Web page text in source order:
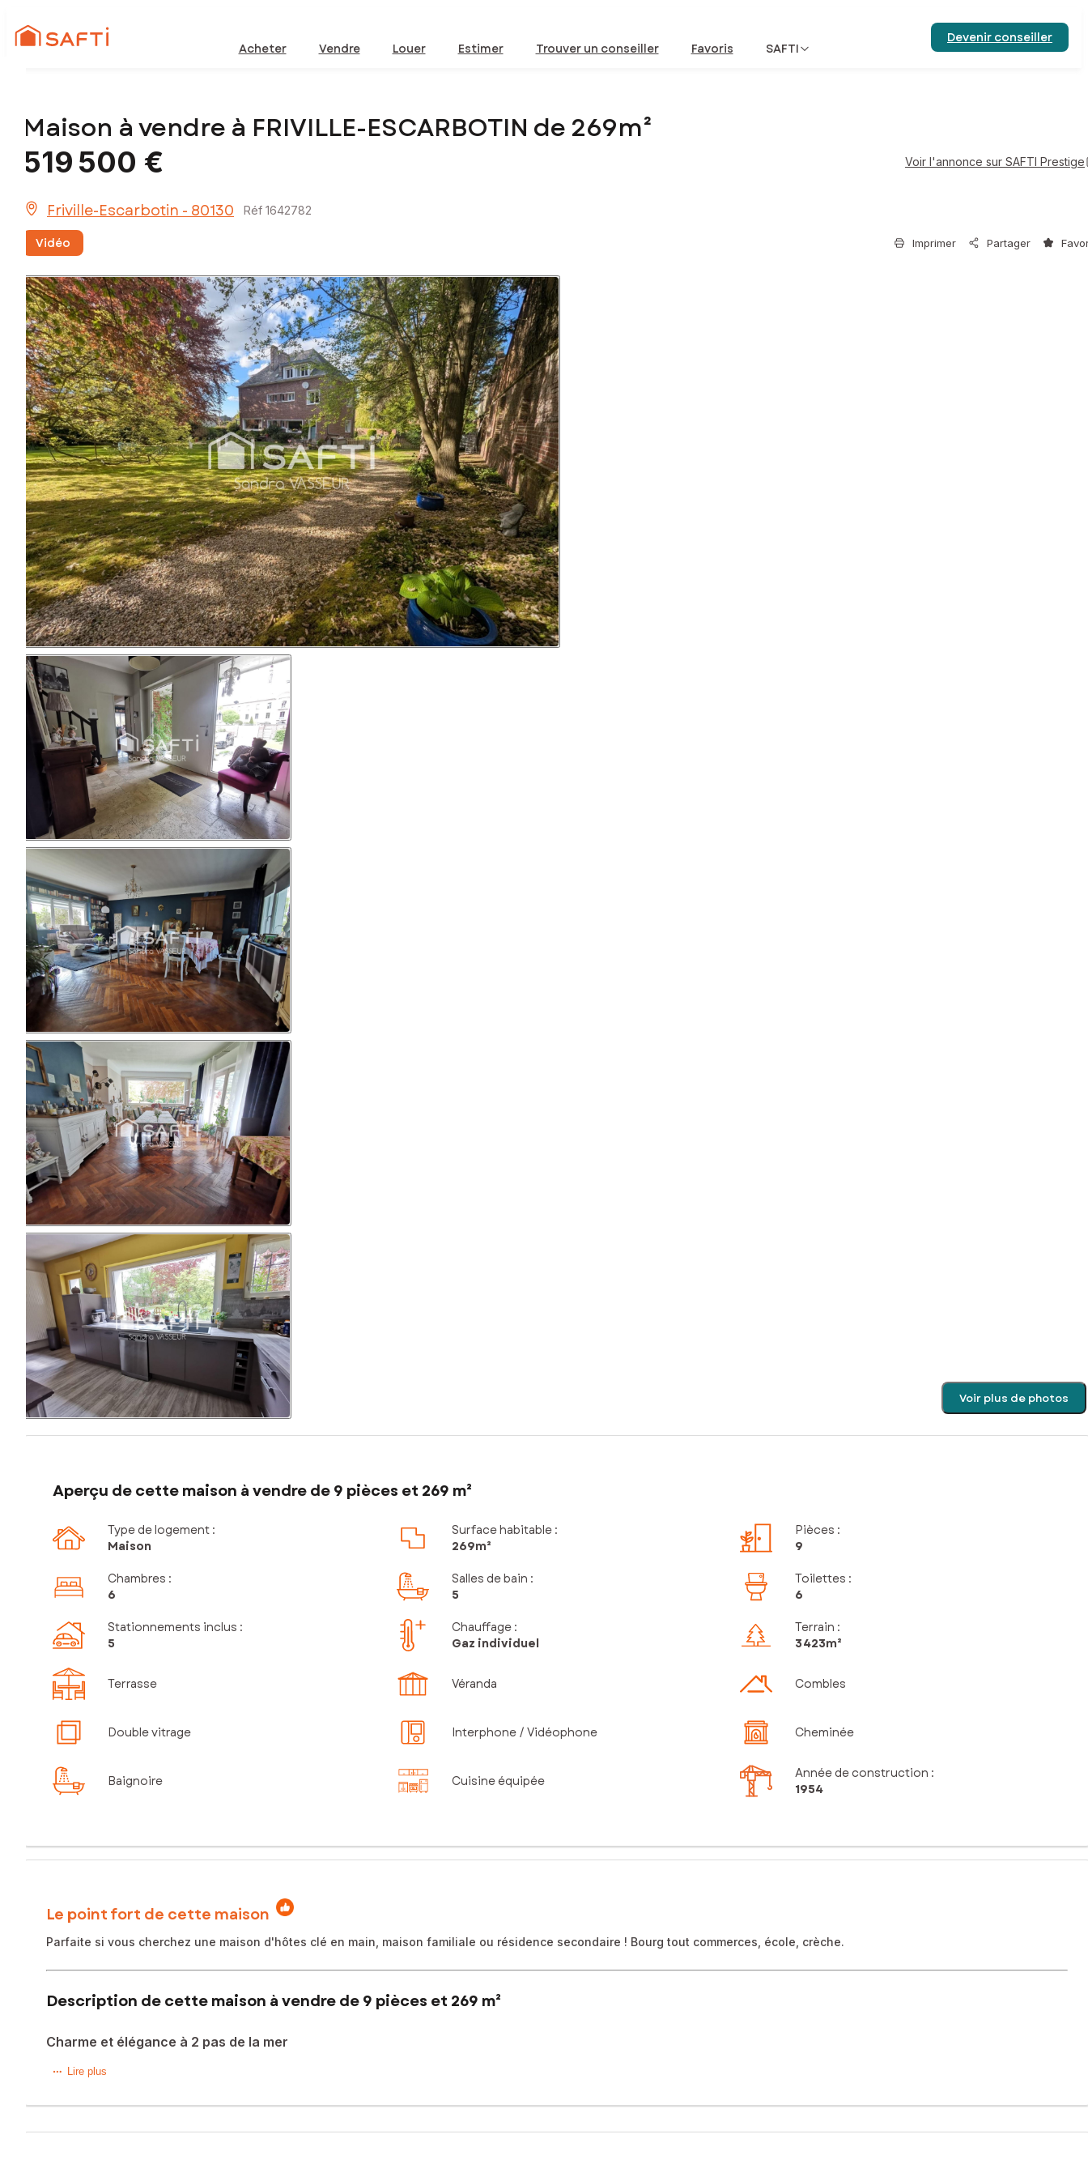
Acheter Vendre Louer Estimer Trouver un conseiller Favoris SAFTI
Devenir conseiller
Maison à vendre à FRIVILLE-ESCARBOTIN de 269m²
519 500 € Voir l'annonce sur SAFTI Prestige
Friville-Escarbotin - 80130 Réf 1642782
Vidéo Imprimer Partager
Voir plus de photos
Aperçu de cette maison à vendre de 9 pièces et 269 m²
Type de logement :
Maison
Surface habitable :
269m²
Pièces :
9
Chambres :
6
Salles de bain :
5
Toilettes :
6
Stationnements inclus :
5
Chauffage :
Gaz individuel
Terrain :
3 423m²
Terrasse Véranda Combles
Double vitrage Interphone / Vidéophone Cheminée
Baignoire Cuisine équipée
Année de construction :
1954
Le point fort de cette maison
Parfaite si vous cherchez une maison d'hôtes clé en main, maison familiale ou résidence secondaire ! Bourg tout commerces, école, crèche.
Description de cette maison à vendre de 9 pièces et 269 m²
Charme et élégance à 2 pas de la mer
Vous cherchez une maison d’hôtes, une maison de famille ou une résidence secondaire, venez découvrir cette maison bourgeoise de 1954.
Située dans un bourg tout commerce, à 10 minutes d’Ault et de Cayeux sur mer, à 15 minutes de Saint Valery sur somme et le Tréport, 25 min d'Abbeville, cette bâtisse de 269 m² a été
Lire plus